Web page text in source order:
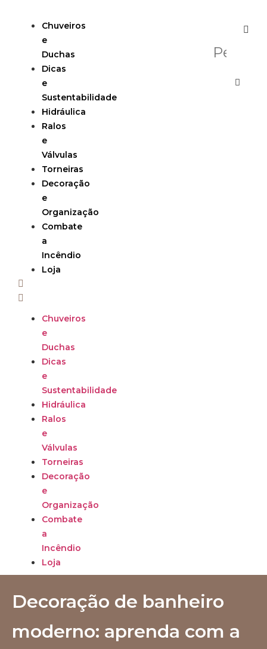
Chuveiros
e
Duchas
Dicas
e
Sustentabilidade
Hidráulica
Ralos
e
Válvulas
Torneiras
Decoração
e
Organização
Combate
a
Incêndio
Loja
Chuveiros
e
Duchas
Dicas
e
Sustentabilidade
Hidráulica
Ralos
e
Válvulas
Torneiras
Decoração
e
Organização
Combate
a
Incêndio
Loja
Decoração de banheiro
moderno: aprenda com a